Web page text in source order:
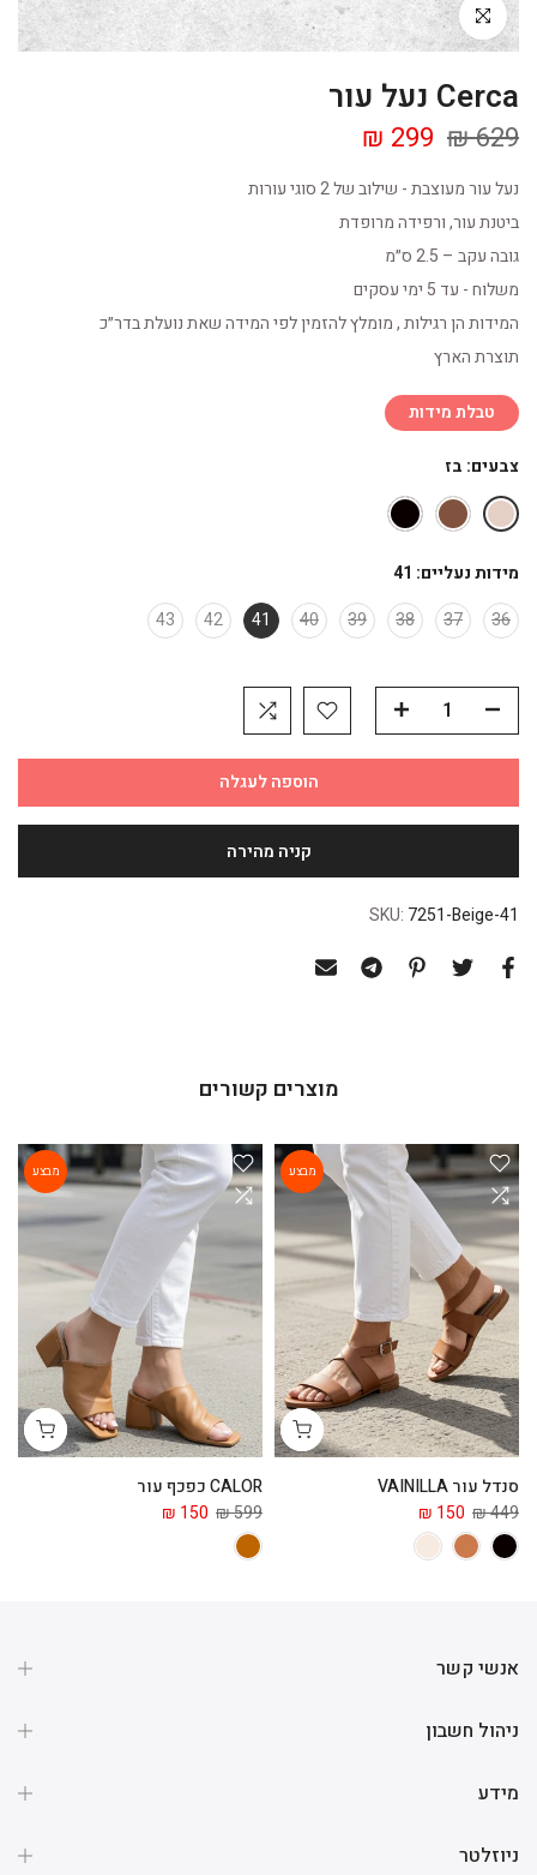
Click to enlarge
Cerca נעל עור
629 ₪
299 ₪
נעל עור מעוצבת - שילוב של 2 סוגי עורות
ביטנת עור, ורפידה מרופדת
גובה עקב – 2.5 ס״מ
משלוח - עד 5 ימי עסקים
המידות הן רגילות , מומלץ להזמין לפי המידה שאת נועלת בדר״כ
תוצרת הארץ
טבלת מידות
צבעים: בז
מידות נעליים: 41
36
37
38
39
40
41
42
43
הוספה לעגלה
SKU: 7251-Beige-41
מוצרים קשורים
מבצע
סנדל עור VAINILLA
449 ₪
150 ₪
מבצע
CALOR כפכף עור
599 ₪
150 ₪
אנשי קשר
ניהול חשבון
מידע
ניוזלטר